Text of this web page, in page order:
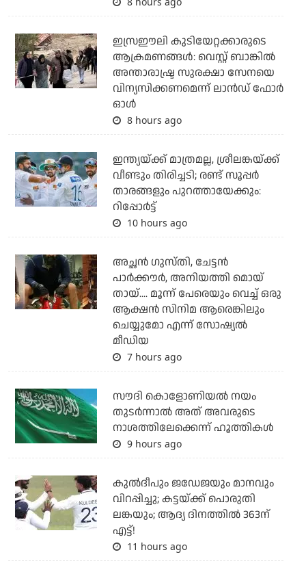
ഇസ്രഈലി കുടിയേറ്റക്കാരുടെ
ആക്രമണങ്ങള്‍: വെസ്റ്റ് ബാങ്കില്‍
അന്താരാഷ്ട്ര സുരക്ഷാ സേനയെ
വിന്യസിക്കണമെന്ന് ലാന്‍ഡ് ഫോര്‍
ഓള്‍
8 hours ago
ഇന്ത്യയ്ക്ക് മാത്രമല്ല, ശ്രീലങ്കയ്ക്ക്
വീണ്ടും തിരിച്ചടി; രണ്ട് സൂപ്പര്‍
താരങ്ങളും പുറത്തായേക്കും:
റിപ്പോര്‍ട്ട്
10 hours ago
അച്ഛന്‍ ഗുസ്തി, ചേട്ടന്‍
പാര്‍ക്കൗര്‍, അനിയത്തി മൊയ്
തായ്.... മൂന്ന് പേരെയും വെച്ച് ഒരു
ആക്ഷന്‍ സിനിമ ആരെങ്കിലും
ചെയ്യുമോ എന്ന് സോഷ്യല്‍
മീഡിയ
7 hours ago
സൗദി കൊളോണിയല്‍ നയം
തുടര്‍ന്നാല്‍ അത് അവരുടെ
നാശത്തിലേക്കെന്ന് ഹൂത്തികള്‍
9 hours ago
കുല്‍ദീപും ജഡേജയും മാനവും
വിറപ്പിച്ചു; കട്ടയ്ക്ക് പൊരുതി
ലങ്കയും; ആദ്യ ദിനത്തില്‍ 363ന്
എട്ട്!
11 hours ago